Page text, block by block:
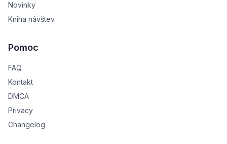
Novinky
Kniha návštev
Pomoc
FAQ
Kontakt
DMCA
Privacy
Changelog